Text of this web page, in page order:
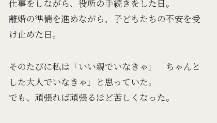
仕事をしながら、役所の手続きをした日。
離婚の準備を進めながら、子どもたちの不安を受
け止めた日。
そのたびに私は「いい親でいなきゃ」「ちゃんと
した大人でいなきゃ」と思っていた。
でも、頑張れば頑張るほど苦しくなった。